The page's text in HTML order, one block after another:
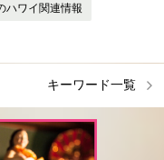
ハワイ関連情報
キーワード一覧